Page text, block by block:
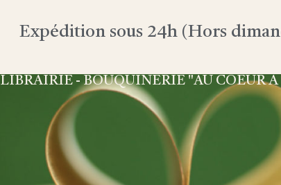
Expédition sous 24h (Hors
LIBRAIRIE - BOUQUINERIE "AU COEUR